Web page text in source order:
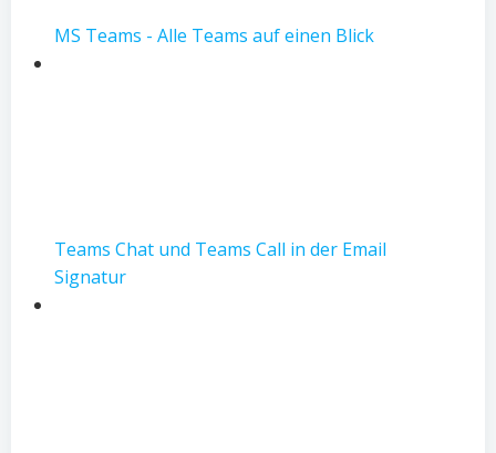
MS Teams - Alle Teams auf einen Blick
Teams Chat und Teams Call in der Email
Signatur